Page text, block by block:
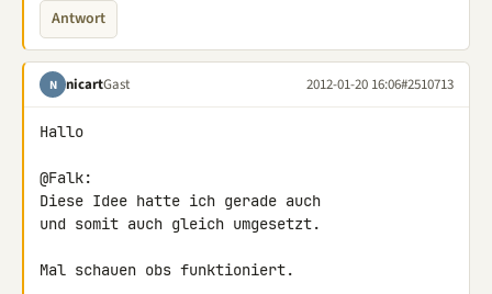
Antwort
N nicartGast 2012-01-20 16:06#2510713
Hallo
@Falk:
Diese Idee hatte ich gerade auch
und somit auch gleich umgesetzt.
Mal schauen obs funktioniert.